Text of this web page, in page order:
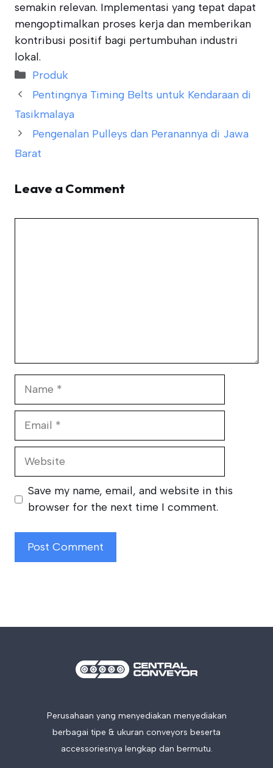
semakin relevan. Implementasi yang tepat dapat
mengoptimalkan proses kerja dan memberikan
kontribusi positif bagi pertumbuhan industri
lokal.
Categories
Produk
Pentingnya Timing Belts untuk Kendaraan di
Tasikmalaya
Pengenalan Pulleys dan Peranannya di Jawa
Barat
Leave a Comment
Website
Save my name, email, and website in this
browser for the next time I comment.
Perusahaan yang menyediakan menyediakan
berbagai tipe & ukuran conveyors beserta
accessoriesnya lengkap dan bermutu.